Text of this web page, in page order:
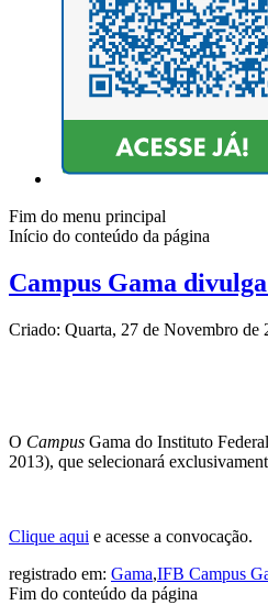
Fim do menu principal
Início do conteúdo da página
Campus Gama
Criado: Quarta, 27 de Novembro de
O Campus Gama do Instituto
2013), que selecionará
Clique aqui e acesse a convocação.
registrado em: Gama,IFB Campus
Fim do conteúdo da página